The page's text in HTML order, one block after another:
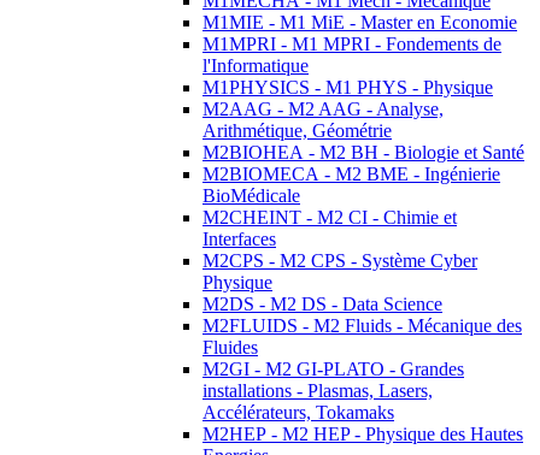
M1MIE - M1 MiE - Master en Economie
M1MPRI - M1 MPRI - Fondements de
l'Informatique
M1PHYSICS - M1 PHYS - Physique
M2AAG - M2 AAG - Analyse,
Arithmétique, Géométrie
M2BIOHEA - M2 BH - Biologie et Santé
M2BIOMECA - M2 BME - Ingénierie
BioMédicale
M2CHEINT - M2 CI - Chimie et
Interfaces
M2CPS - M2 CPS - Système Cyber
Physique
M2DS - M2 DS - Data Science
M2FLUIDS - M2 Fluids - Mécanique des
Fluides
M2GI - M2 GI-PLATO - Grandes
installations - Plasmas, Lasers,
Accélérateurs, Tokamaks
M2HEP - M2 HEP - Physique des Hautes